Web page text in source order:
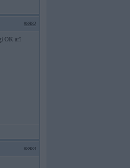
#8982
OK arī
#8983